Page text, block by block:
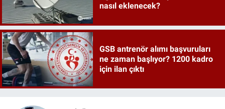
nasıl eklenecek?
GSB antrenör alımı başvuruları
ne zaman başlıyor? 1200 kadro
için ilan çıktı